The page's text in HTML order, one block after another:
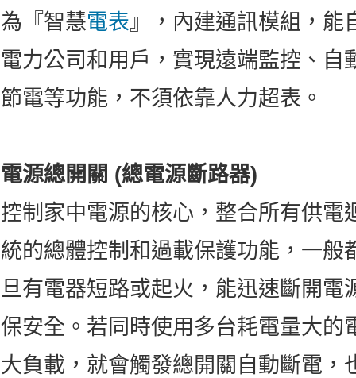
為『智慧電表』，內建通訊模組，能
電力公司和用戶，實現遠端監控、自
節電等功能，不須依靠人力超表。
電源總開關 (總電源斷路器)
控制家中電源的核心，整合所有供電
統的總體控制和過載保護功能，一般
旦有電器短路或起火，能迅速斷開電
保安全。若同時使用多台耗電量大的
大負載，就會觸發總開關自動斷電，